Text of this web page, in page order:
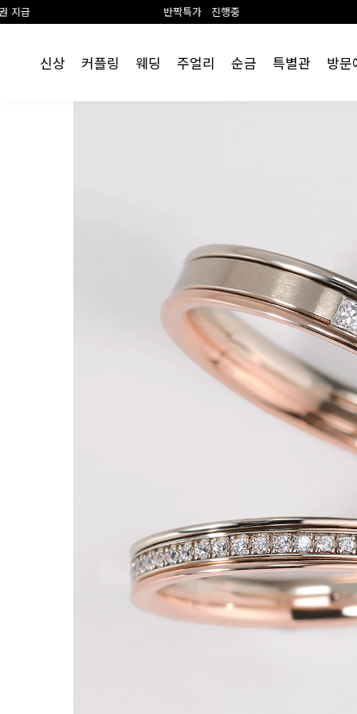
신상 커플링 웨딩 주얼리 순금 특별관 방문